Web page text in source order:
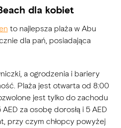
dla kobiet
to najlepsza plaża w Abu
dla pań, posiadająca
a ogrodzenia i bariery
Plaża jest otwarta od 8:00
jest tylko do zachodu
za osobę dorosłą i 5 AED
przy czym chłopcy powyżej